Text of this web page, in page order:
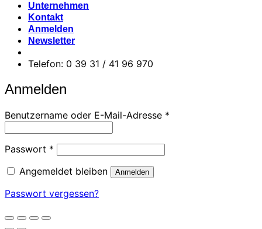
Unternehmen
Kontakt
Anmelden
Newsletter
Telefon: 0 39 31 / 41 96 970
Anmelden
Benutzername oder E-Mail-Adresse *
Passwort *
Angemeldet bleiben
Anmelden
Passwort vergessen?